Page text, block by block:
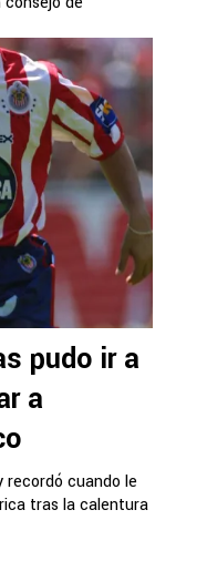
pudo ir a
a
cuando le
tras la calentura